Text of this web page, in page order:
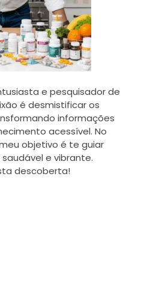
e pesquisador de
é desmistificar os
informações
acessível. No
objetivo é te guiar
e vibrante.
descoberta!